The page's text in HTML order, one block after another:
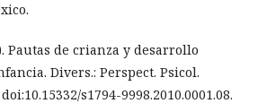
Pautas de crianza y desarrollo
Divers.: Perspect. Psicol.
s1794-9998.2010.0001.08.